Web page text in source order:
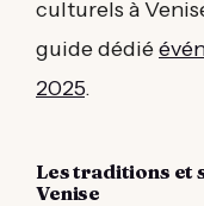
culturels à
guide dédié
2025.
Les traditions et
Venise